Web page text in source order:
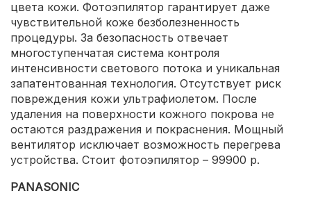
цвета кожи. Фотоэпилятор гарантирует даже
чувствительной коже безболезненность
процедуры. За безопасность отвечает
многоступенчатая система контроля
интенсивности светового потока и уникальная
запатентованная технология. Отсутствует риск
повреждения кожи ультрафиолетом. После
удаления на поверхности кожного покрова не
остаются раздражения и покраснения. Мощный
вентилятор исключает возможность перегрева
устройства. Стоит фотоэпилятор – 99900 р.
PANASONIC